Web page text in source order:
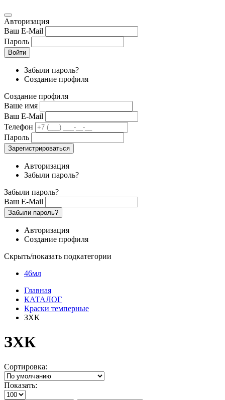
Авторизация
Ваш E-Mail
Пароль
Войти
Забыли пароль?
Создание профиля
Создание профиля
Ваше имя
Ваш E-Mail
Телефон
Пароль
Зарегистрироваться
Авторизация
Забыли пароль?
Забыли пароль?
Ваш E-Mail
Забыли пароль?
Авторизация
Создание профиля
Скрыть/показать подкатегории
46мл
Главная
КАТАЛОГ
Краски темперные
ЗХК
ЗХК
Сортировка:
Показать: